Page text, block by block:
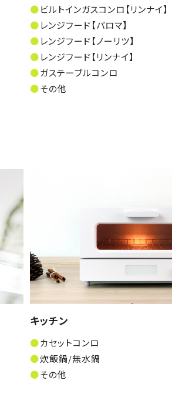
ビルトインガスコンロ【リンナイ】
レンジフード【パロマ】
レンジフード【ノーリツ】
レンジフード【リンナイ】
ガステーブルコンロ
その他
キッチン
カセットコンロ
炊飯鍋/無水鍋
その他